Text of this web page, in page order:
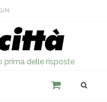
prima delle risposte